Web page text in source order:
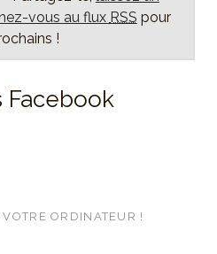
vous au flux RSS pour
!
Facebook
ORDINATEUR !